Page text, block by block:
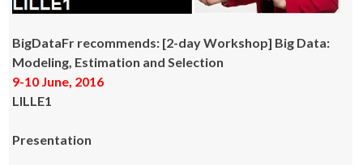
BigDataFr recommends: [2-day Workshop] Big Data:
Modeling, Estimation and Selection
9-10 June, 2016
LILLE1
Presentation